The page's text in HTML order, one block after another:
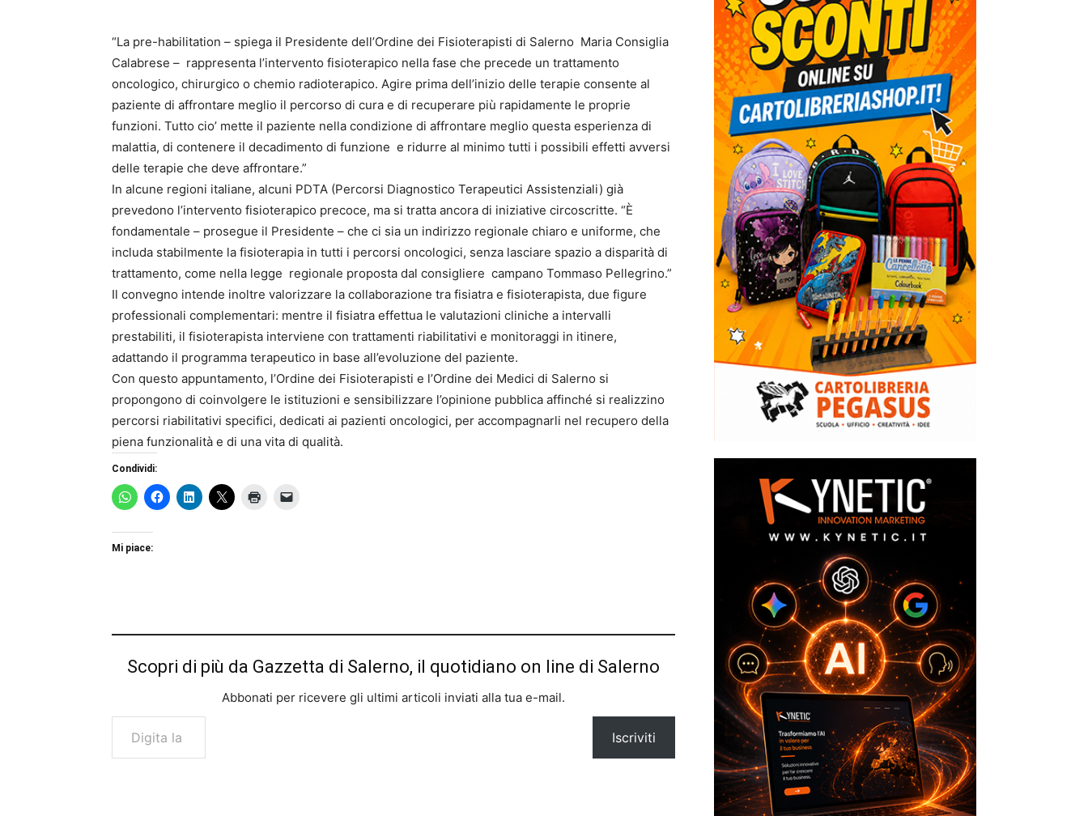
“La pre-habilitation – spiega il Presidente dell’Ordine dei Fisioterapisti di Salerno Maria Consiglia
Calabrese – rappresenta l’intervento fisioterapico nella fase che precede un trattamento
oncologico, chirurgico o chemio radioterapico. Agire prima dell’inizio delle terapie consente al
paziente di affrontare meglio il percorso di cura e di recuperare più rapidamente le proprie
funzioni. Tutto cio’ mette il paziente nella condizione di affrontare meglio questa esperienza di
malattia, di contenere il decadimento di funzione e ridurre al minimo tutti i possibili effetti avversi
delle terapie che deve affrontare.”
In alcune regioni italiane, alcuni PDTA (Percorsi Diagnostico Terapeutici Assistenziali) già
prevedono l’intervento fisioterapico precoce, ma si tratta ancora di iniziative circoscritte. “È
fondamentale – prosegue il Presidente – che ci sia un indirizzo regionale chiaro e uniforme, che
includa stabilmente la fisioterapia in tutti i percorsi oncologici, senza lasciare spazio a disparità di
trattamento, come nella legge regionale proposta dal consigliere campano Tommaso Pellegrino.”
Il convegno intende inoltre valorizzare la collaborazione tra fisiatra e fisioterapista, due figure
professionali complementari: mentre il fisiatra effettua le valutazioni cliniche a intervalli
prestabiliti, il fisioterapista interviene con trattamenti riabilitativi e monitoraggi in itinere,
adattando il programma terapeutico in base all’evoluzione del paziente.
Con questo appuntamento, l’Ordine dei Fisioterapisti e l’Ordine dei Medici di Salerno si
propongono di coinvolgere le istituzioni e sensibilizzare l’opinione pubblica affinché si realizzino
percorsi riabilitativi specifici, dedicati ai pazienti oncologici, per accompagnarli nel recupero della
piena funzionalità e di una vita di qualità.
Condividi:
Mi piace:
Scopri di più da Gazzetta di Salerno, il quotidiano on line di Salerno
Abbonati per ricevere gli ultimi articoli inviati alla tua e-mail.
Digita la tua e-mail...
Iscriviti